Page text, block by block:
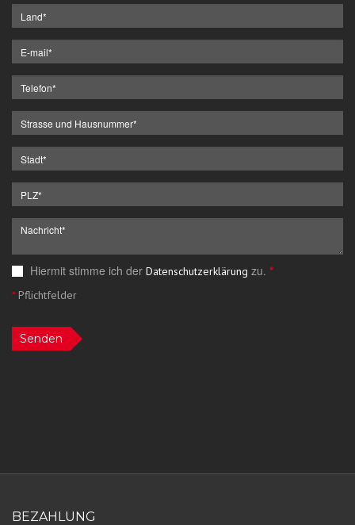
Hiermit stimme ich der Datenschutzerklärung zu. *
*Pflichtfelder
Senden
BEZAHLUNG